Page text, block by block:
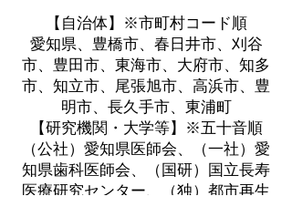
【自治体】※市町村コード順
愛知県、豊橋市、春日井市、刈谷
市、豊田市、東海市、大府市、知多
市、知立市、尾張旭市、高浜市、豊
明市、長久手市、東浦町
【研究機関・大学等】※五十音順
（公社）愛知県医師会、（一社）愛
知県歯科医師会、（国研）国立長寿
医療研究センター、（独）都市再生